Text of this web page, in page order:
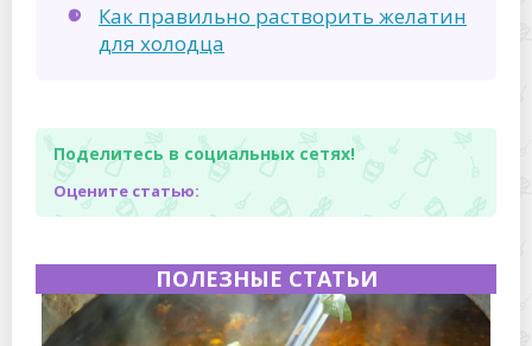
Как правильно растворить желатин
для холодца
Поделитесь в социальных сетях!
Оцените статью:
ПОЛЕЗНЫЕ СТАТЬИ